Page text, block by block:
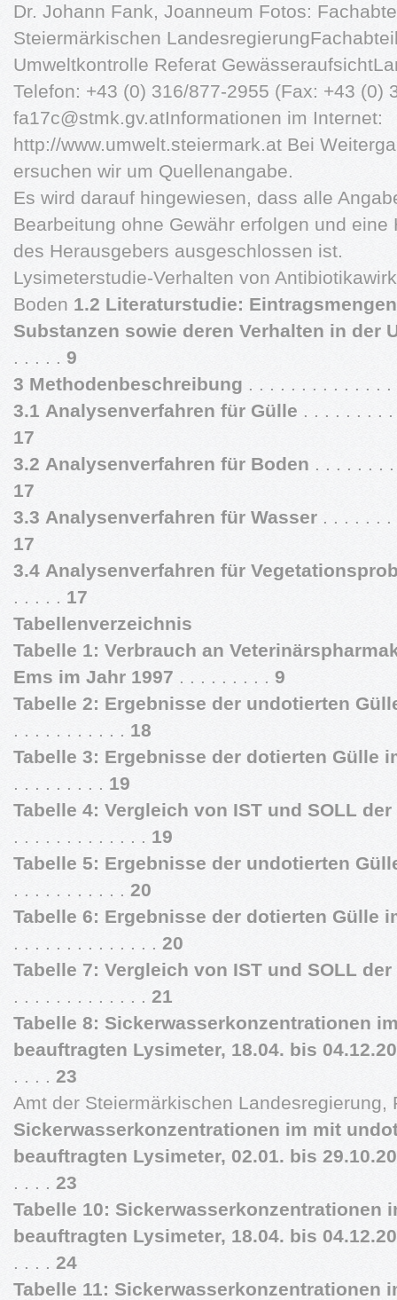
Dr. Johann Fank, Joanneum Fotos:
Steiermärkischen
Umweltkontrolle Referat
Telefon: +43 (0) 316/877-2955 (Fax: +43 (0)
fa17c@stmk.gv.atInformationen im Internet:
http://www.umwelt.steiermark.at Bei
ersuchen wir um Quellenangabe.
Es wird darauf hingewiesen, dass alle
Bearbeitung ohne Gewähr erfolgen und eine
des Herausgebers ausgeschlossen ist.
Lysimeterstudie-Verhalten von
Boden 1.2 Literaturstudie:
Substanzen sowie deren Verhalten in der
. . . . . 9
3 Methodenbeschreibung . . . . . . . . . . . . .
3.1 Analysenverfahren für Gülle . . . . . . . .
17
3.2 Analysenverfahren für Boden . . . . . . .
17
3.3 Analysenverfahren für Wasser . . . . . .
17
3.4 Analysenverfahren für
. . . . . 17
Tabellenverzeichnis
Tabelle 1: Verbrauch an
Ems im Jahr 1997 . . . . . . . . . 9
Tabelle 2: Ergebnisse der undotierten
. . . . . . . . . . . 18
Tabelle 3: Ergebnisse der dotierten Gülle
. . . . . . . . . 19
Tabelle 4: Vergleich von IST und SOLL
. . . . . . . . . . . . . 19
Tabelle 5: Ergebnisse der undotierten
. . . . . . . . . . . 20
Tabelle 6: Ergebnisse der dotierten Gülle
. . . . . . . . . . . . . . 20
Tabelle 7: Vergleich von IST und SOLL
. . . . . . . . . . . . . 21
Tabelle 8: Sickerwasserkonzentrationen
beauftragten Lysimeter, 18.04. bis
. . . . 23
Amt der Steiermärkischen Landesregierung,
Sickerwasserkonzentrationen im mit
beauftragten Lysimeter, 02.01. bis
. . . . 23
Tabelle 10: Sickerwasserkonzentrationen
beauftragten Lysimeter, 18.04. bis
. . . . 24
Tabelle 11: Sickerwasserkonzentrationen